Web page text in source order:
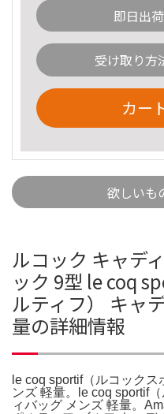
即日出
受け取り方
カー
欲しいも
ルコック キャデ
ック 9型 le coq
ルティフ） キャ
量の詳細情報
le coq sportif（ルコック
ンズ 軽量。le coq sportif
ィバッグ メンズ 軽量。